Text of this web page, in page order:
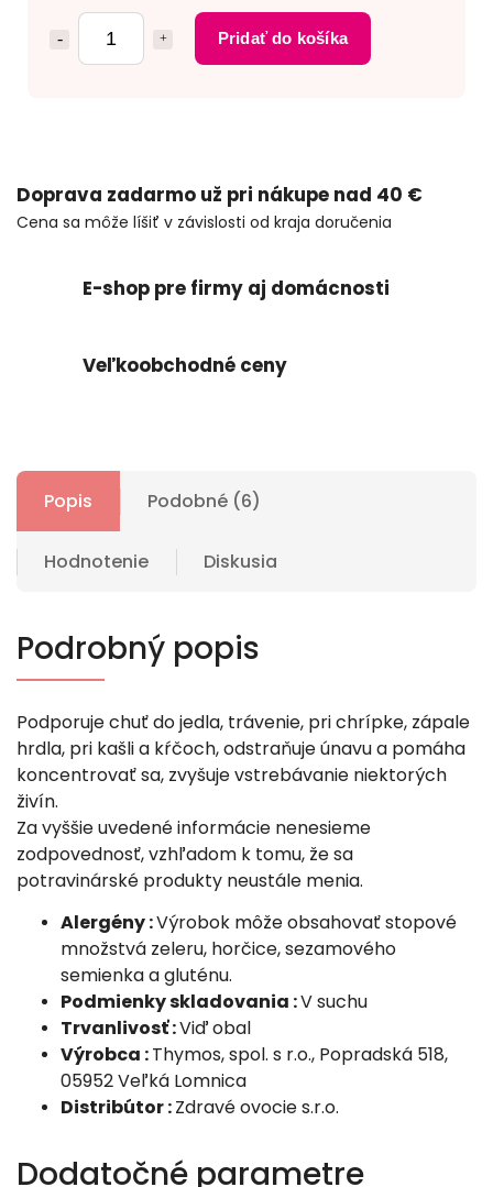
Pridať do košíka
Doprava zadarmo už pri nákupe nad 40 €
Cena sa môže líšiť v závislosti od kraja doručenia
E-shop pre firmy aj domácnosti
Veľkoobchodné ceny
Popis Podobné (6)
Hodnotenie Diskusia
Podrobný popis
Podporuje chuť do jedla, trávenie, pri chrípke, zápale
hrdla, pri kašli a kŕčoch, odstraňuje únavu a pomáha
koncentrovať sa, zvyšuje vstrebávanie niektorých
živín.
Za vyššie uvedené informácie nenesieme
zodpovednosť, vzhľadom k tomu, že sa
potravinárské produkty neustále menia.
Alergény :Výrobok môže obsahovať stopové
množstvá zeleru, horčice, sezamového
semienka a gluténu.
Podmienky skladovania :V suchu
Trvanlivosť :Viď obal
Výrobca :Thymos, spol. s r.o., Popradská 518,
05952 Veľká Lomnica
Distribútor :Zdravé ovocie s.r.o.
Dodatočné parametre